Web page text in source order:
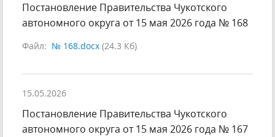
Постановление Правительства Чукотского
автономного округа от 15 мая 2026 года № 168
Файл: № 168.docx (24.3 Кб)
15.05.2026
Постановление Правительства Чукотского
автономного округа от 15 мая 2026 года № 167